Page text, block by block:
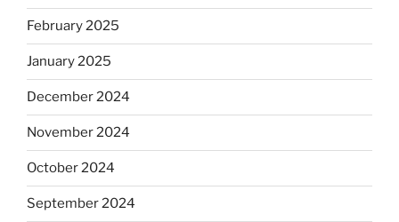
February 2025
January 2025
December 2024
November 2024
October 2024
September 2024